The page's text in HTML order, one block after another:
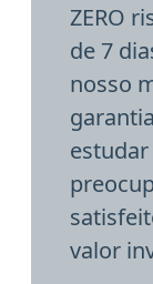
ZERO
de 7
nosso
valor